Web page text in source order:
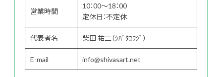
営業時間
10：00～18：00
定休日：不定休
代表者名 柴田 祐二（ｼﾊﾞﾀﾕｳｼﾞ）
E-mail info@shivasart.net